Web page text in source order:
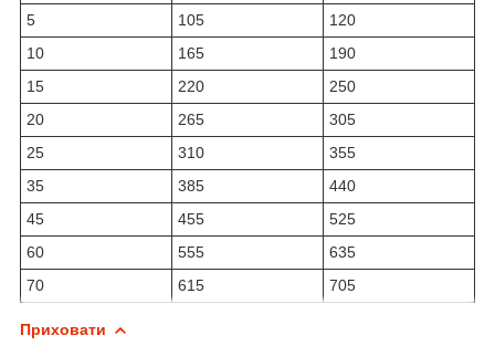
5
105
120
10
165
190
15
220
250
20
265
305
25
310
355
35
385
440
45
455
525
60
555
635
70
615 705
Приховати